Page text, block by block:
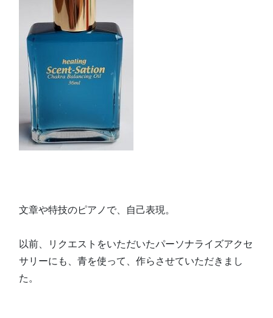
文章や特技のピアノで、自己表現。
以前、リクエストをいただいたパーソナライズアクセ
サリーにも、青を使って、作らさせていただきまし
た。